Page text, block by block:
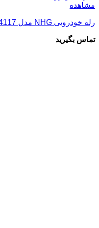
مشاهده
رله خودرویی NHG مدل 4117 U دارای 12 ولت و 5 پین
تماس بگیرید